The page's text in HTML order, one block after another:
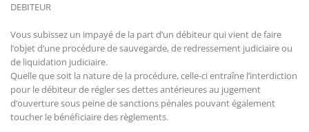
DEBITEUR
Vous subissez un impayé de la part d’un débiteur qui vient de faire
l’objet d’une procédure de sauvegarde, de redressement judiciaire ou
de liquidation judiciaire.
Quelle que soit la nature de la procédure, celle-ci entraîne l’interdiction
pour le débiteur de régler ses dettes antérieures au jugement
d’ouverture sous peine de sanctions pénales pouvant également
toucher le bénéficiaire des règlements.